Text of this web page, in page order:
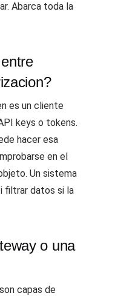
Abarca toda la
es un cliente
keys o tokens.
hacer esa
en el
Un sistema
filtrar datos si la
o una
capas de